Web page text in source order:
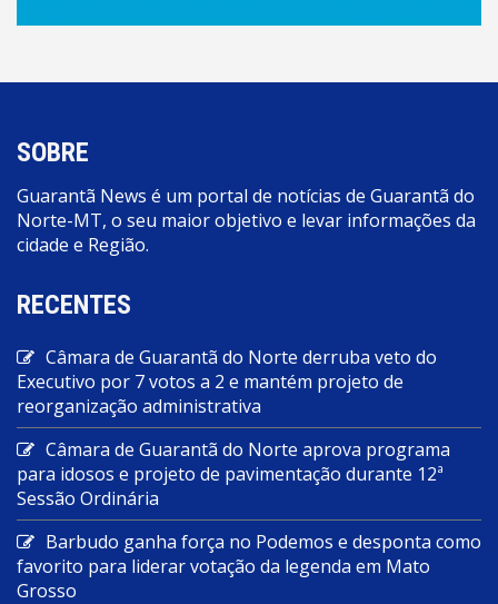
SOBRE
Guarantã News é um portal de notícias de Guarantã do
Norte-MT, o seu maior objetivo e levar informações da
cidade e Região.
RECENTES
Câmara de Guarantã do Norte derruba veto do
Executivo por 7 votos a 2 e mantém projeto de
reorganização administrativa
Câmara de Guarantã do Norte aprova programa
para idosos e projeto de pavimentação durante 12ª
Sessão Ordinária
Barbudo ganha força no Podemos e desponta como
favorito para liderar votação da legenda em Mato
Grosso